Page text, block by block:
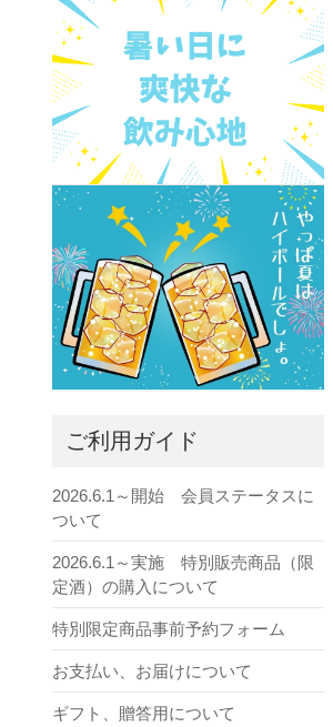
ご利用ガイド
2026.6.1～開始 会員ステータスに
ついて
2026.6.1～実施 特別販売商品（限
定酒）の購入について
特別限定商品事前予約フォーム
お支払い、お届けについて
ギフト、贈答用について